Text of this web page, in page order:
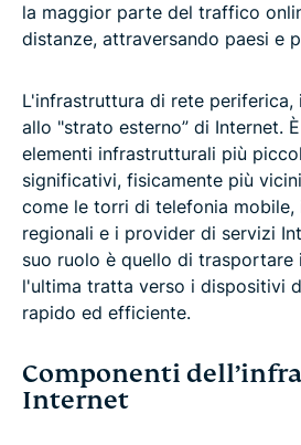
la maggior parte del traffico
distanze, attraversando paesi e
L'infrastruttura di rete periferica,
allo "strato esterno” di Internet.
elementi infrastrutturali più
significativi, fisicamente più
come le torri di telefonia mobile,
regionali e i provider di servizi
suo ruolo è quello di
l'ultima tratta verso i dispositivi
rapido ed efficiente.
Componenti
Internet